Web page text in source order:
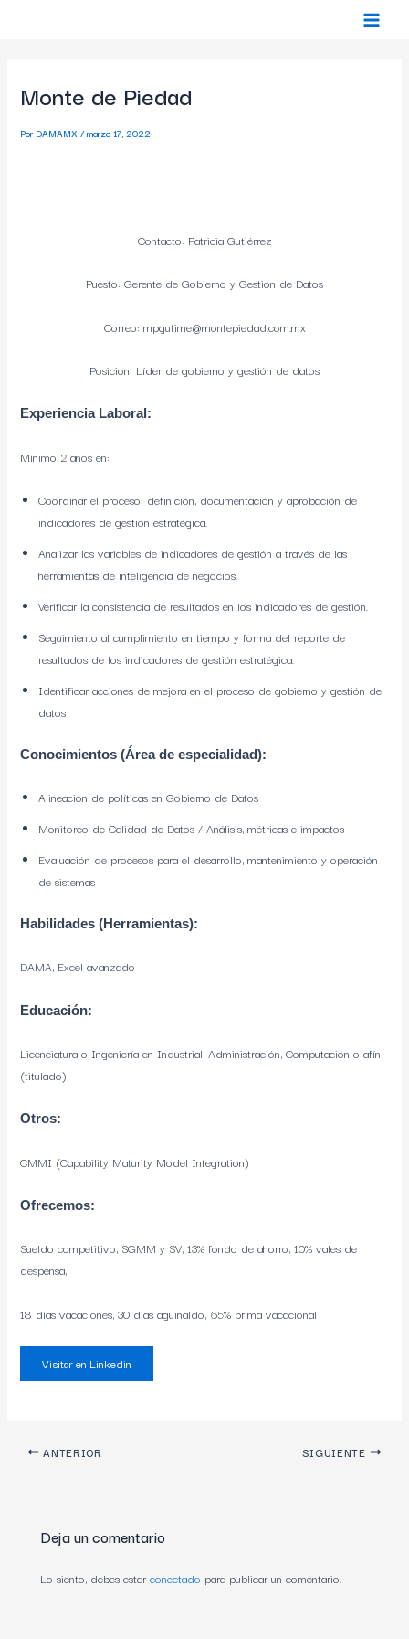
Main
Monte de Piedad
Por DAMAMX/marzo 17, 2022
Contacto: Patricia Gutiérrez
Puesto: Gerente de Gobierno y Gestión de Datos
Correo: mpgutime@montepiedad.com.mx
Posición: Líder de gobierno y gestión de datos
Experiencia Laboral:
Mínimo 2 años en:
Coordinar el proceso: definición, documentación y aprobación de
indicadores de gestión estratégica.
Analizar las variables de indicadores de gestión a través de las
herramientas de inteligencia de negocios.
Verificar la consistencia de resultados en los indicadores de gestión.
Seguimiento al cumplimiento en tiempo y forma del reporte de
resultados de los indicadores de gestión estratégica.
Identificar acciones de mejora en el proceso de gobierno y gestión de
datos
Conocimientos (Área de especialidad):
Alineación de políticas en Gobierno de Datos
Monitoreo de Calidad de Datos / Análisis, métricas e impactos
Evaluación de procesos para el desarrollo, mantenimiento y operación
de sistemas
Habilidades (Herramientas):
DAMA, Excel avanzado
Educación:
Licenciatura o Ingeniería en Industrial, Administración, Computación o afín
(titulado)
Otros:
CMMI (Capability Maturity Model Integration)
Ofrecemos:
Sueldo competitivo, SGMM y SV, 13% fondo de ahorro, 10% vales de
despensa,
18 días vacaciones, 30 días aguinaldo, 65% prima vacacional
Visitar en Linkedin
ANTERIOR SIGUIENTE
Deja un comentario
Lo siento, debes estarconectado para publicar un comentario.